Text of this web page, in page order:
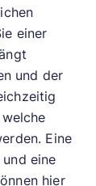
einer
und der
Eine
eine
hier